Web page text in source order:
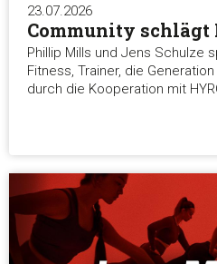
23.07.2026
Community schlägt
Phillip Mills und Jens Schulze
Fitness, Trainer, die
durch die Kooperation mit